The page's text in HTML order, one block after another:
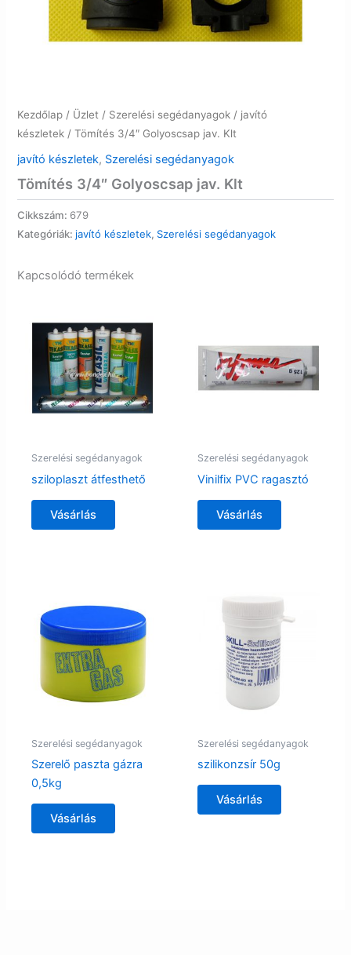
Kezdőlap / Üzlet / Szerelési segédanyagok / javító
készletek / Tömítés 3/4″ Golyoscsap jav. Klt
javító készletek, Szerelési segédanyagok
Tömítés 3/4″ Golyoscsap jav. Klt
Cikkszám: 679
Kategóriák: javító készletek, Szerelési segédanyagok
Kapcsolódó termékek
Szerelési segédanyagok
sziloplaszt átfesthető
Vásárlás
Szerelési segédanyagok
Vinilfix PVC ragasztó
Vásárlás
Szerelési segédanyagok
Szerelő paszta gázra
0,5kg
Vásárlás
Szerelési segédanyagok
szilikonzsír 50g
Vásárlás